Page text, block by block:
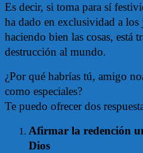
Es decir, si toma para sí
ha dado en exclusividad a los
haciendo bien las cosas, está
destrucción al mundo.
¿Por qué habrías tú, amigo
como especiales?
Te puedo ofrecer dos
Afirmar la redención
Dios